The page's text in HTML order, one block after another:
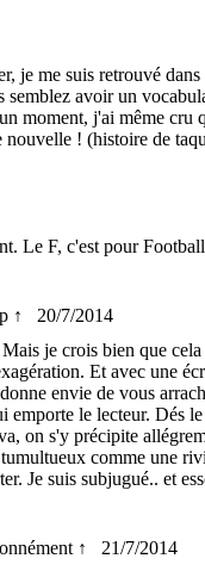
je me suis retrouvé
semblez avoir un
moment, j'ai même cru
nouvelle ! (histoire de
Le F, c'est pour
↑
20/7/2014
je crois bien que
Et avec une
envie de vous
emporte le lecteur. Dés
on s'y précipite
comme une
Je suis subjugué.. et
↑
21/7/2014